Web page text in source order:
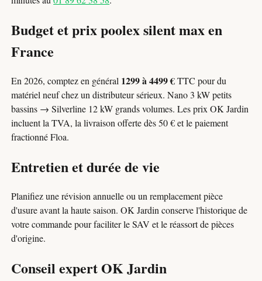
Budget et prix poolex silent max en
France
En 2026, comptez en général 1299 à 4499 €TTC pour du
matériel neuf chez un distributeur sérieux. Nano 3 kW petits
bassins → Silverline 12 kW grands volumes. Les prix OK Jardin
incluent la TVA, la livraison offerte dès 50 € et le paiement
fractionné Floa.
Entretien et durée de vie
Planifiez une révision annuelle ou un remplacement pièce
d'usure avant la haute saison. OK Jardin conserve l'historique de
votre commande pour faciliter le SAV et le réassort de pièces
d'origine.
Conseil expert OK Jardin